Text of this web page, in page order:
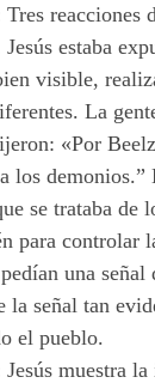
reacciones
estaba
visible,
La
«Por
los demonios.”
se trataba de
para controlar
una señal
la señal tan
el pueblo.
muestra